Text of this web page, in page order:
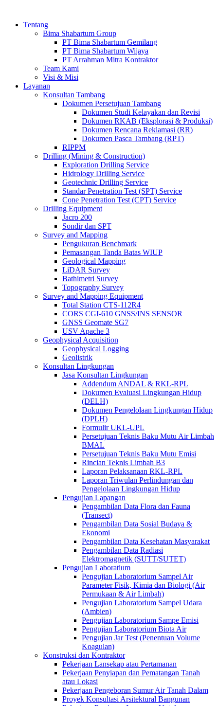
Tentang
Bima Shabartum Group
PT Bima Shabartum Gemilang
PT Bima Shabartum Wijaya
PT Arrahman Mitra Kontraktor
Team Kami
Visi & Misi
Layanan
Konsultan Tambang
Dokumen Persetujuan Tambang
Dokumen Studi Kelayakan dan Revisi
Dokumen RKAB (Eksplorasi & Produksi)
Dokumen Rencana Reklamasi (RR)
Dokumen Pasca Tambang (RPT)
RIPPM
Drilling (Mining & Construction)
Exploration Drilling Service
Hidrology Drilling Service
Geotechnic Drilling Service
Standar Penetration Test (SPT) Service
Cone Penetration Test (CPT) Service
Drilling Equipment
Jacro 200
Sondir dan SPT
Survey and Mapping
Pengukuran Benchmark
Pemasangan Tanda Batas WIUP
Geological Mapping
LiDAR Survey
Bathimetri Survey
Topography Survey
Survey and Mapping Equipment
Total Station CTS-112R4
CORS CGI-610 GNSS/INS SENSOR
GNSS Geomate SG7
USV Apache 3
Geophysical Acquisition
Geophysical Logging
Geolistrik
Konsultan Lingkungan
Jasa Konsultan Lingkungan
Addendum ANDAL & RKL-RPL
Dokumen Evaluasi Lingkungan Hidup
(DELH)
Dokumen Pengelolaan Lingkungan Hidup
(DPLH)
Formulir UKL-UPL
Persetujuan Teknis Baku Mutu Air Limbah
BMAL
Persetujuan Teknis Baku Mutu Emisi
Rincian Teknis Limbah B3
Laporan Pelaksanaan RKL-RPL
Laporan Triwulan Perlindungan dan
Pengelolaan Lingkungan Hidup
Pengujian Lapangan
Pengambilan Data Flora dan Fauna
(Transect)
Pengambilan Data Sosial Budaya &
Ekonomi
Pengambilan Data Kesehatan Masyarakat
Pengambilan Data Radiasi
Elektromagnetik (SUTT/SUTET)
Pengujian Laboratium
Pengujian Laboratorium Sampel Air
Parameter Fisik, Kimia dan Biologi (Air
Permukaan & Air Limbah)
Pengujian Laboratorium Sampel Udara
(Ambien)
Pengujian Laboratorium Sampe Emisi
Pengujian Laboratorium Biota Air
Pengujian Jar Test (Penentuan Volume
Koagulan)
Konstruksi dan Kontraktor
Pekerjaan Lansekap atau Pertamanan
Pekerjaan Penyiapan dan Pematangan Tanah
atau Lokasi
Pekerjaan Pengeboran Sumur Air Tanah Dalam
Proyek Konsultasi Arsitektural Bangunan